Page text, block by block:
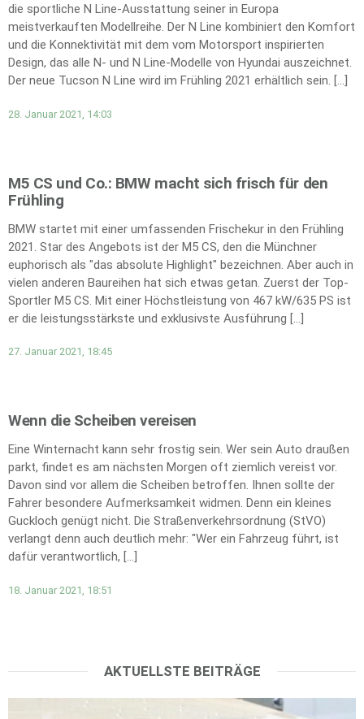
die sportliche N Line-Ausstattung seiner in Europa
meistverkauften Modellreihe. Der N Line kombiniert den Komfort
und die Konnektivität mit dem vom Motorsport inspirierten
Design, das alle N- und N Line-Modelle von Hyundai auszeichnet.
Der neue Tucson N Line wird im Frühling 2021 erhältlich sein. […]
28. Januar 2021, 14:03
M5 CS und Co.: BMW macht sich frisch für den
Frühling
BMW startet mit einer umfassenden Frischekur in den Frühling
2021. Star des Angebots ist der M5 CS, den die Münchner
euphorisch als "das absolute Highlight" bezeichnen. Aber auch in
vielen anderen Baureihen hat sich etwas getan. Zuerst der Top-
Sportler M5 CS. Mit einer Höchstleistung von 467 kW/635 PS ist
er die leistungsstärkste und exklusivste Ausführung […]
27. Januar 2021, 18:45
Wenn die Scheiben vereisen
Eine Winternacht kann sehr frostig sein. Wer sein Auto draußen
parkt, findet es am nächsten Morgen oft ziemlich vereist vor.
Davon sind vor allem die Scheiben betroffen. Ihnen sollte der
Fahrer besondere Aufmerksamkeit widmen. Denn ein kleines
Guckloch genügt nicht. Die Straßenverkehrsordnung (StVO)
verlangt denn auch deutlich mehr: "Wer ein Fahrzeug führt, ist
dafür verantwortlich, […]
18. Januar 2021, 18:51
AKTUELLSTE BEITRÄGE